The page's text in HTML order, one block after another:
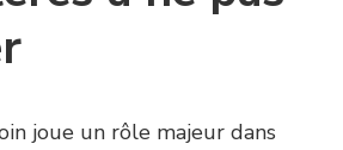
joue un rôle majeur dans